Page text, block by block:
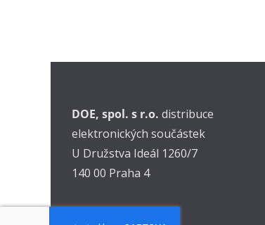
DOE, spol. s r.o. distribuce
elektronických součástek
U Družstva Ideál 1260/7
140 00 Praha 4